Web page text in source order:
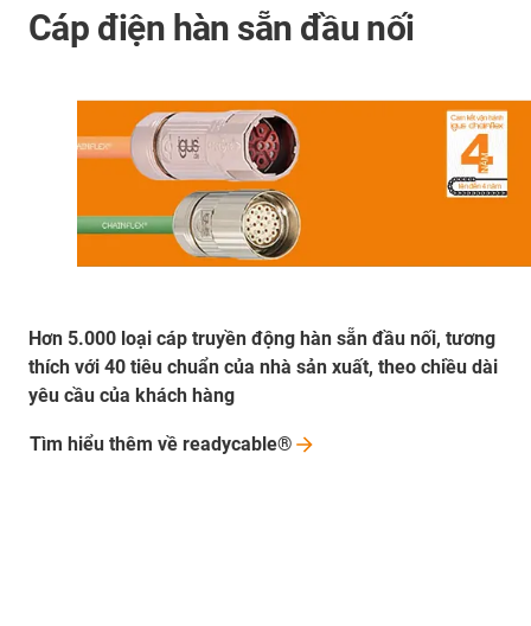
Cáp điện hàn sẵn đầu nối
Hơn 5.000 loại cáp truyền động hàn sẵn đầu nối, tương
thích với 40 tiêu chuẩn của nhà sản xuất, theo chiều dài
yêu cầu của khách hàng
Tìm hiểu thêm về readycable®